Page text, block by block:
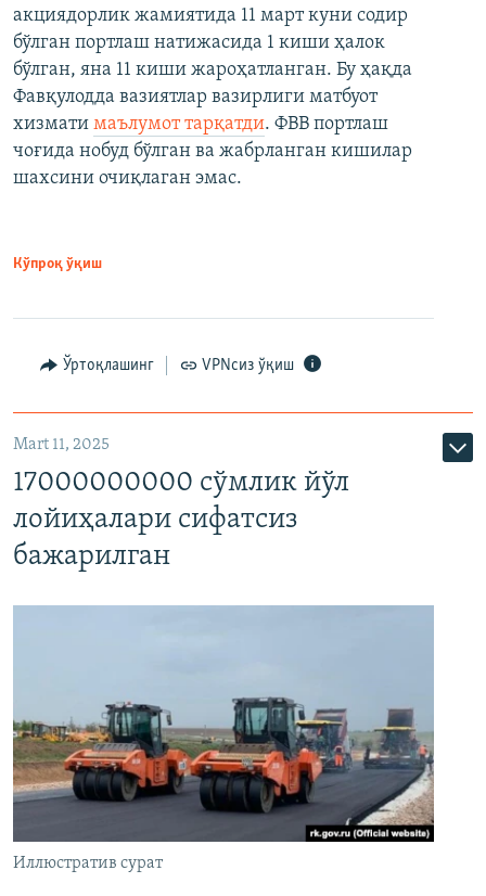
акциядорлик жамиятида 11 март куни содир
бўлган портлаш натижасида 1 киши ҳалок
бўлган, яна 11 киши жароҳатланган. Бу ҳақда
Фавқулодда вазиятлар вазирлиги матбуот
хизмати маълумот тарқатди. ФВВ портлаш
чоғида нобуд бўлган ва жабрланган кишилар
шахсини очиқлаган эмас.
Кўпроқ ўқиш
Ўртоқлашинг VPNсиз ўқиш
Mart 11, 2025
17000000000 сўмлик йўл
лойиҳалари сифатсиз
бажарилган
Иллюстратив сурат